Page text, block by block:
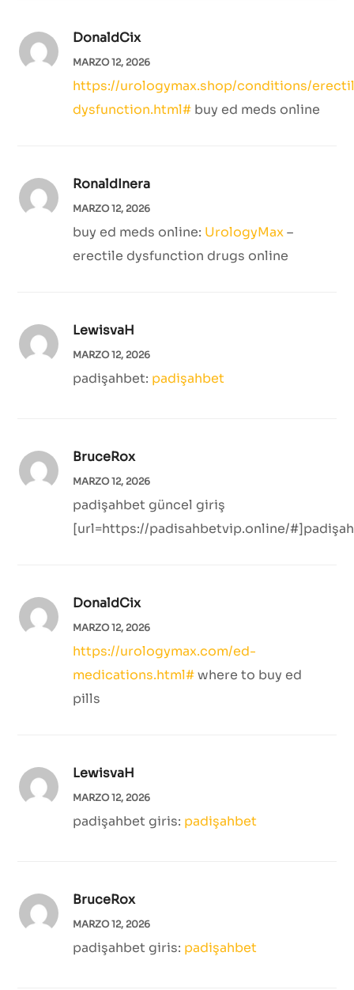
DonaldCix
MARZO 12, 2026
https://urologymax.shop/conditions/
dysfunction.html# buy ed meds online
RonaldInera
MARZO 12, 2026
buy ed meds online: UrologyMax–
erectile dysfunction drugs online
LewisvaH
MARZO 12, 2026
padişahbet: padişahbet
BruceRox
MARZO 12, 2026
padişahbet güncel giriş
[url=https://padisahbetvip.online/
DonaldCix
MARZO 12, 2026
https://urologymax.com/ed-
medications.html#where to buy ed
pills
LewisvaH
MARZO 12, 2026
padişahbet giris: padişahbet
BruceRox
MARZO 12, 2026
padişahbet giris: padişahbet